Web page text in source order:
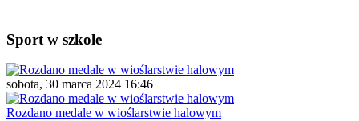
Sport w szkole
sobota, 30 marca 2024 16:46
Rozdano medale w wioślarstwie halowym